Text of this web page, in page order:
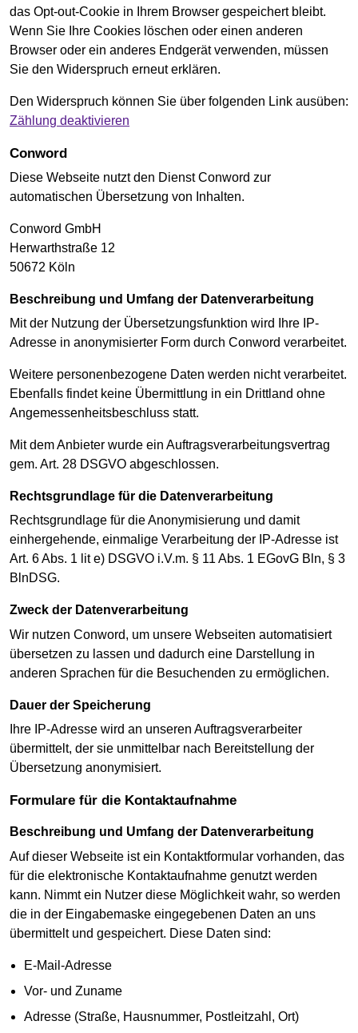
das Opt-out-Cookie in Ihrem Browser gespeichert bleibt.
Wenn Sie Ihre Cookies löschen oder einen anderen
Browser oder ein anderes Endgerät verwenden, müssen
Sie den Widerspruch erneut erklären.
Den Widerspruch können Sie über folgenden Link ausüben:
Zählung deaktivieren
Conword
Diese Webseite nutzt den Dienst Conword zur
automatischen Übersetzung von Inhalten.
Conword GmbH
Herwarthstraße 12
50672 Köln
Beschreibung und Umfang der Datenverarbeitung
Mit der Nutzung der Übersetzungsfunktion wird Ihre IP-
Adresse in anonymisierter Form durch Conword verarbeitet.
Weitere personenbezogene Daten werden nicht verarbeitet.
Ebenfalls findet keine Übermittlung in ein Drittland ohne
Angemessenheitsbeschluss statt.
Mit dem Anbieter wurde ein Auftragsverarbeitungsvertrag
gem. Art. 28 DSGVO abgeschlossen.
Rechtsgrundlage für die Datenverarbeitung
Rechtsgrundlage für die Anonymisierung und damit
einhergehende, einmalige Verarbeitung der IP-Adresse ist
Art. 6 Abs. 1 lit e) DSGVO i.V.m. § 11 Abs. 1 EGovG Bln, § 3
BlnDSG.
Zweck der Datenverarbeitung
Wir nutzen Conword, um unsere Webseiten automatisiert
übersetzen zu lassen und dadurch eine Darstellung in
anderen Sprachen für die Besuchenden zu ermöglichen.
Dauer der Speicherung
Ihre IP-Adresse wird an unseren Auftragsverarbeiter
übermittelt, der sie unmittelbar nach Bereitstellung der
Übersetzung anonymisiert.
Formulare für die Kontaktaufnahme
Beschreibung und Umfang der Datenverarbeitung
Auf dieser Webseite ist ein Kontaktformular vorhanden, das
für die elektronische Kontaktaufnahme genutzt werden
kann. Nimmt ein Nutzer diese Möglichkeit wahr, so werden
die in der Eingabemaske eingegebenen Daten an uns
übermittelt und gespeichert. Diese Daten sind:
E-Mail-Adresse
Vor- und Zuname
Adresse (Straße, Hausnummer, Postleitzahl, Ort)